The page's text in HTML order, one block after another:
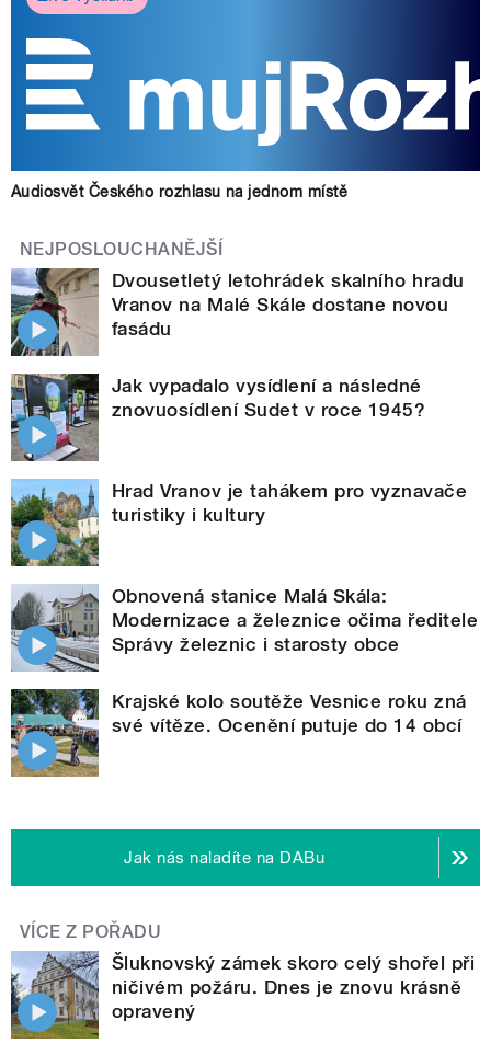
Audiosvět Českého rozhlasu na jednom místě
NEJPOSLOUCHANĚJŠÍ
Dvousetletý letohrádek skalního hradu
Vranov na Malé Skále dostane novou
fasádu
Jak vypadalo vysídlení a následné
znovuosídlení Sudet v roce 1945?
Hrad Vranov je tahákem pro vyznavače
turistiky i kultury
Obnovená stanice Malá Skála:
Modernizace a železnice očima ředitele
Správy železnic i starosty obce
Krajské kolo soutěže Vesnice roku zná
své vítěze. Ocenění putuje do 14 obcí
Jak nás naladíte na DABu
VÍCE Z POŘADU
Šluknovský zámek skoro celý shořel při
ničivém požáru. Dnes je znovu krásně
opravený